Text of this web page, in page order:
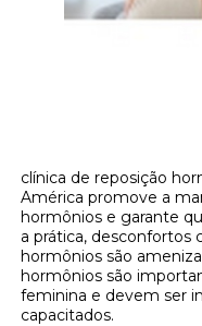
clínica de reposição
América promove a
hormônios e garante
a prática, desconfortos
hormônios são
hormônios são
feminina e devem ser
capacitados.